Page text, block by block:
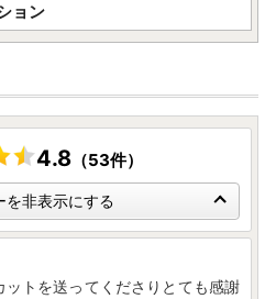
ョン
4.8 （53件）
を非表示にする
トを送ってくださりとても感謝